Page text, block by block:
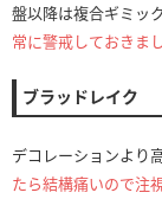
盤以降は複合ギミッ
常に警戒しておきま
ブラッドレイク
デコレーションより
たら結構痛いので注